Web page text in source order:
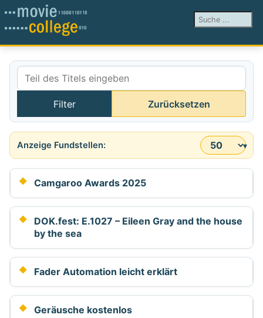
Suchen ...
Teil des Titels eingeben
Filter Zurücksetzen
Anzeige #
Camgaroo Awards 2025
DOK.fest: E.1027 – Eileen Gray and the house
by the sea
Fader Automation leicht erklärt
Geräusche kostenlos